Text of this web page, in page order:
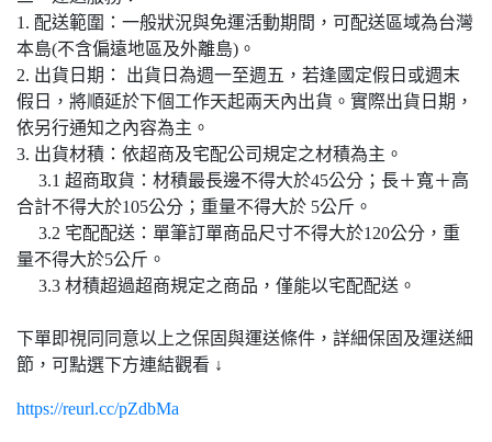
1. 配送範圍：一般狀況與免運活動期間，可配送區域為台灣
本島(不含偏遠地區及外離島)。
2. 出貨日期： 出貨日為週一至週五，若逢國定假日或週末
假日，將順延於下個工作天起兩天內出貨。實際出貨日期，
依另行通知之內容為主。
3. 出貨材積：依超商及宅配公司規定之材積為主。
3.1 超商取貨：材積最長邊不得大於45公分；長＋寬＋高
合計不得大於105公分；重量不得大於 5公斤。
3.2 宅配配送：單筆訂單商品尺寸不得大於120公分，重
量不得大於5公斤。
3.3 材積超過超商規定之商品，僅能以宅配配送。
下單即視同同意以上之保固與運送條件，詳細保固及運送細
節，可點選下方連結觀看 ↓
https://reurl.cc/pZdbMa